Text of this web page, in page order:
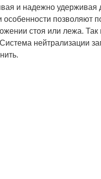
и надежно
позволяют
стоя или лежа. Так
нейтрализации